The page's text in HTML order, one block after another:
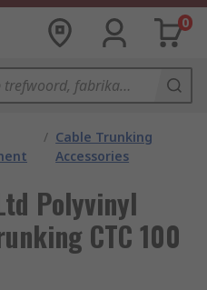
0
/ Cable Trunking
Accessories
Polyvinyl
CTC 100